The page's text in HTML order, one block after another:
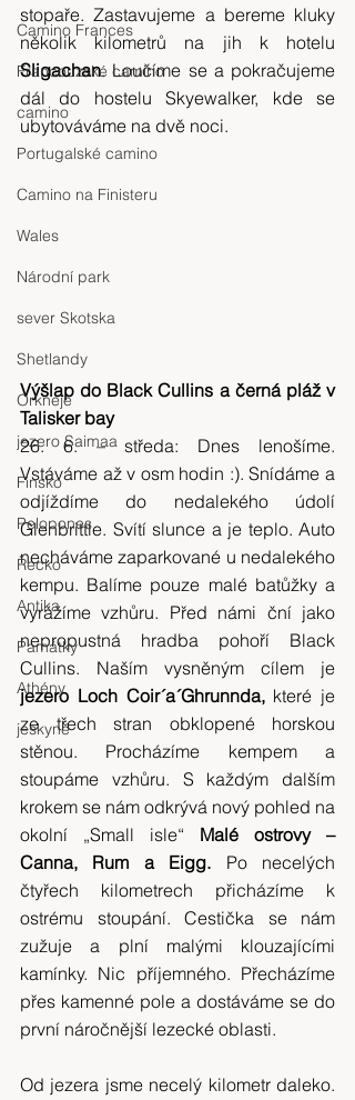
Camino Frances
Francouzské camino
camino
Portugalské camino
Camino na Finisteru
Wales
Národní park
sever Skotska
Shetlandy
Orkneje
jezero Saimaa
Finsko
Pelopones
Řecko
Antika
Památky
Athény
jeskyně
stopaře. Zastavujeme a bereme kluky
Sligachan. Loučíme se a pokračujeme
dál do hostelu Skyewalker, kde se
ubytováváme na dvě noci.
Výšlap do Black Cullins a černá pláž v
Talisker bay
26. 6. – středa: Dnes lenošíme.
Vstáváme až v osm hodin :). Snídáme a
odjíždíme do nedalekého údolí
Glenbrittle. Svítí slunce a je teplo. Auto
necháváme zaparkované u nedalekého
kempu. Balíme pouze malé batůžky a
vyrážíme vzhůru. Před námi ční jako
nepropustná hradba pohoří Black
jezero Loch Coir´a´Ghrunnda, které je
ze třech stran obklopené horskou
stěnou. Procházíme kempem a
stoupáme vzhůru. S každým dalším
krokem se nám odkrývá nový pohled na
okolní „Small isle“ Malé ostrovy –
Canna, Rum a Eigg. Po necelých
čtyřech kilometrech přicházíme k
ostrému stoupání. Cestička se nám
zužuje a plní malými klouzajícími
kamínky. Nic příjemného. Přecházíme
přes kamenné pole a dostáváme se do
první náročnější lezecké oblasti.
Od jezera jsme necelý kilometr daleko.